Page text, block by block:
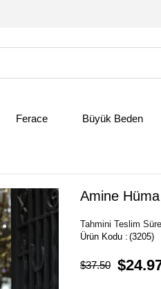
Ferace Büyük Beden
Amine
Tahmini Teslim
(3205)
$37.50